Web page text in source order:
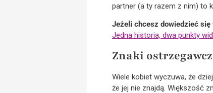
partner (a ty razem z nim) to
Jeżeli chcesz dowiedzieć
Jedna historia, dwa punkty
Znaki
Wiele kobiet wyczuwa, że
że jej nie znajdą. Większość